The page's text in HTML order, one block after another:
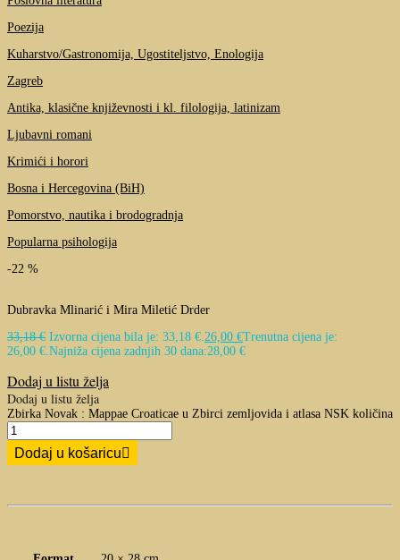
Poezija
Kuharstvo/Gastronomija, Ugostiteljstvo, Enologija
Zagreb
Antika, klasične književnosti i kl. filologija, latinizam
Ljubavni romani
Krimići i horori
Bosna i Hercegovina (BiH)
Pomorstvo, nautika i brodogradnja
Popularna psihologija
-22 %
Dubravka Mlinarić i Mira Miletić Drder
33,18€ Izvorna cijena bila je: 33,18 €. 26,00 €Trenutna cijena je:
26,00 €. Najniža cijena zadnjih 30 dana:28,00 €
Dodaj u listu želja
Dodaj u listu želja
Zbirka Novak : Mappae Croaticae u Zbirci zemljovida i atlasa NSK količina
Dodaj u košaricu